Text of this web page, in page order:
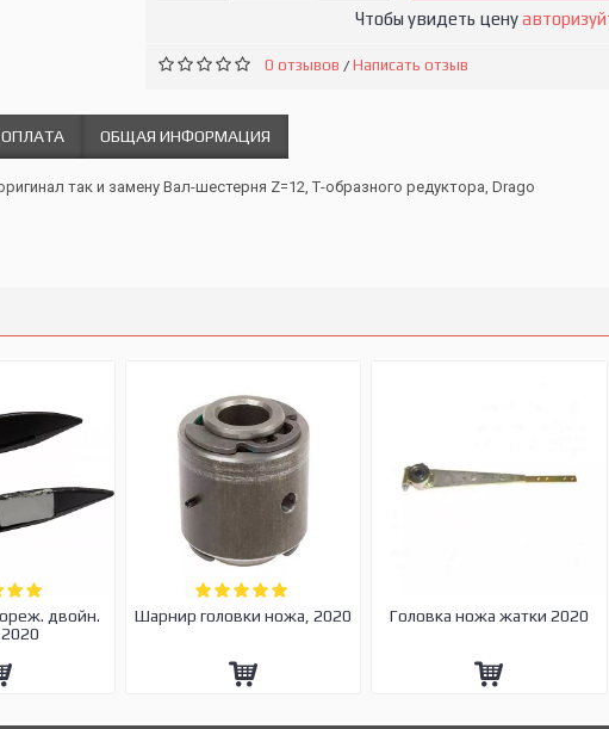
Чтобы увидеть цену
0 отзывов /Написать отзыв
ОБЩАЯ ИНФОРМАЦИЯ
так и замену Вал-шестерня Z=12, Т-образного редуктора, Drago
двойн.
Шарнир головки ножа, 2020 Головка ножа жатки 2020